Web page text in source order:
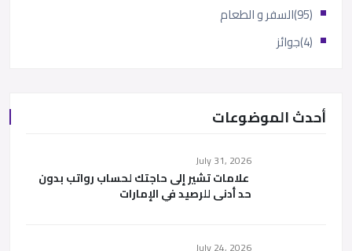
السفر و الطعام
(95)
جوائز (4)
أحدث الموضوعات
July 31, 2026
علامات تشير إلى حاجتك لحساب رواتب بدون
حد أدنى للرصيد في الإمارات